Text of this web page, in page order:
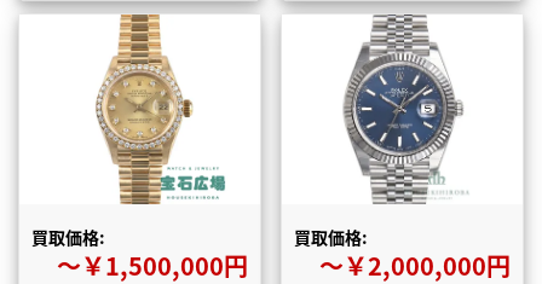
買取価格:
〜￥1,500,000円
買取価格:
〜￥2,000,000円